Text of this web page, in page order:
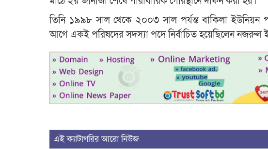
তিনি ১৯৯৮ সাল থেকে ২০০৩ সাল পর্যন্ত বাকিলা ইউনিয়ন
আগে একই পরিষদের সদস্যা পদে নির্বাচিত হয়েছিলেন নজরুল
এই ক্যাটাগরির আরো নিউজ